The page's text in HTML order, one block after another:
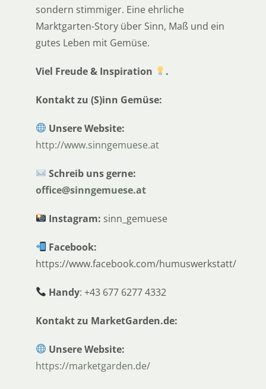
sondern stimmiger. Eine ehrliche
Marktgarten-Story über Sinn, Maß und ein
gutes Leben mit Gemüse.
Viel Freude & Inspiration .
Kontakt zu (S)inn Gemüse:
Unsere Website:
http://www.sinngemuese.at
Schreib uns gerne:
office@sinngemuese.at
Instagram: sinn_gemuese
Facebook:
https://www.facebook.com/humuswerkstatt/
Handy: +43 677 6277 4332
Kontakt zu MarketGarden.de:
Unsere Website:
https://marketgarden.de/